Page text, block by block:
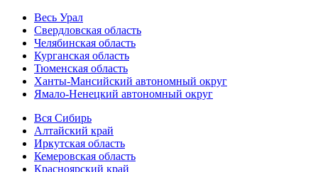
Весь Урал
Свердловская область
Челябинская область
Курганская область
Тюменская область
Ханты-Мансийский автономный округ
Ямало-Ненецкий автономный округ
Вся Сибирь
Алтайский край
Иркутская область
Кемеровская область
Красноярский край